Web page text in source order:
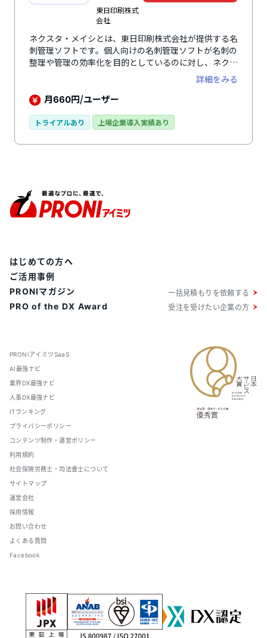
東日印刷株式
会社
ネクスタ・メイシとは、東日印刷株式会社が提供する名
刺管理ソフトです。個人向けの名刺管理ソフトが名刺の
整理や管理の効率化を目的としているのに対し、ネクス
タ・メイシは法人企業単位で名刺を管理し、一人ひとり
が持つ貴重な人脈を可視化、共有することを目的として
います。ネクスタ・メイシを利用すれば単に個々の名刺
や機会ロスを低下させることができます。 また、組織
かりとした資産として定着。人事異動など急な配置転換
利用することで個人情報保護法対策も万全です。
詳細をみる
月660円/ユーザー
トライアルあり 上場企業導入実績あり
PRONIアイミツSaaS
AI最強ナビ
業界DX最強ナビ
人事DX最強ナビ
ITランキング
プライバシーポリシー
コンテンツ制作・運営ポリシー
利用規約
社会保険労務士・司法書士について
サイトマップ
運営会社
採用情報
お問い合わせ
よくある質問
Facebook
はじめての方へ
ご活用事例
PRONIマガジン
PRO of the DX Award
一括見積もりを依頼する
受注を受けたい企業の方